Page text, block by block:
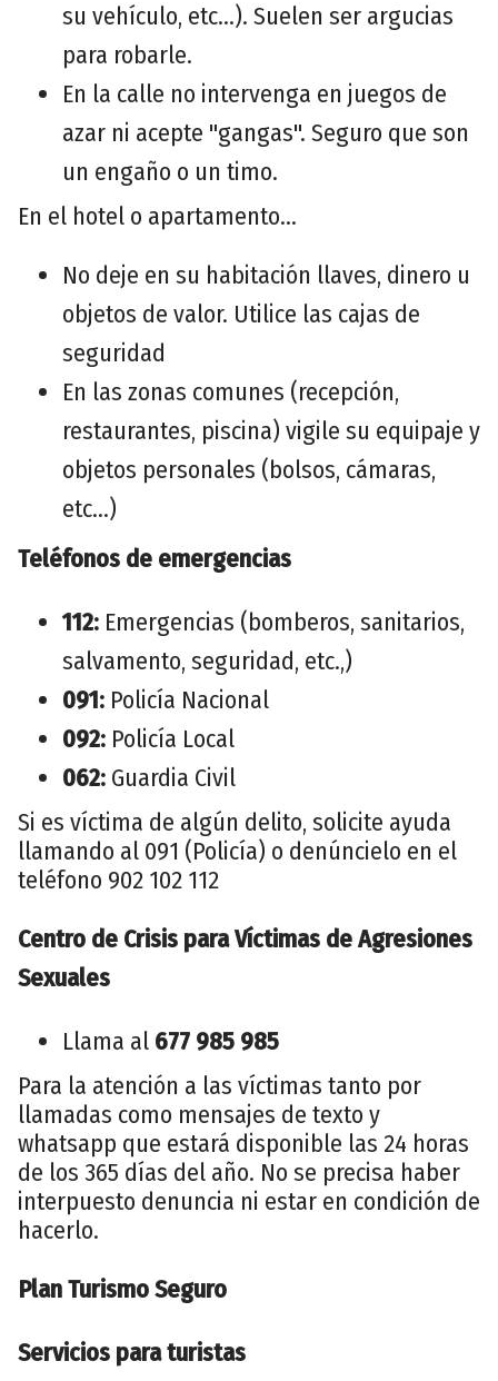
su vehículo, etc…). Suelen ser argucias
para robarle.
En la calle no intervenga en juegos de
azar ni acepte "gangas". Seguro que son
un engaño o un timo.
En el hotel o apartamento...
No deje en su habitación llaves, dinero u
objetos de valor. Utilice las cajas de
seguridad
En las zonas comunes (recepción,
restaurantes, piscina) vigile su equipaje y
objetos personales (bolsos, cámaras,
etc...)
Teléfonos de emergencias
112: Emergencias (bomberos, sanitarios,
salvamento, seguridad, etc.,)
091: Policía Nacional
092: Policía Local
062: Guardia Civil
Si es víctima de algún delito, solicite ayuda
llamando al 091 (Policía) o denúncielo en el
teléfono 902 102 112
Centro de Crisis para Víctimas de Agresiones
Sexuales
Llama al 677 985 985
Para la atención a las víctimas tanto por
llamadas como mensajes de texto y
whatsapp que estará disponible las 24 horas
de los 365 días del año. No se precisa haber
interpuesto denuncia ni estar en condición de
hacerlo.
Plan Turismo Seguro
Servicios para turistas